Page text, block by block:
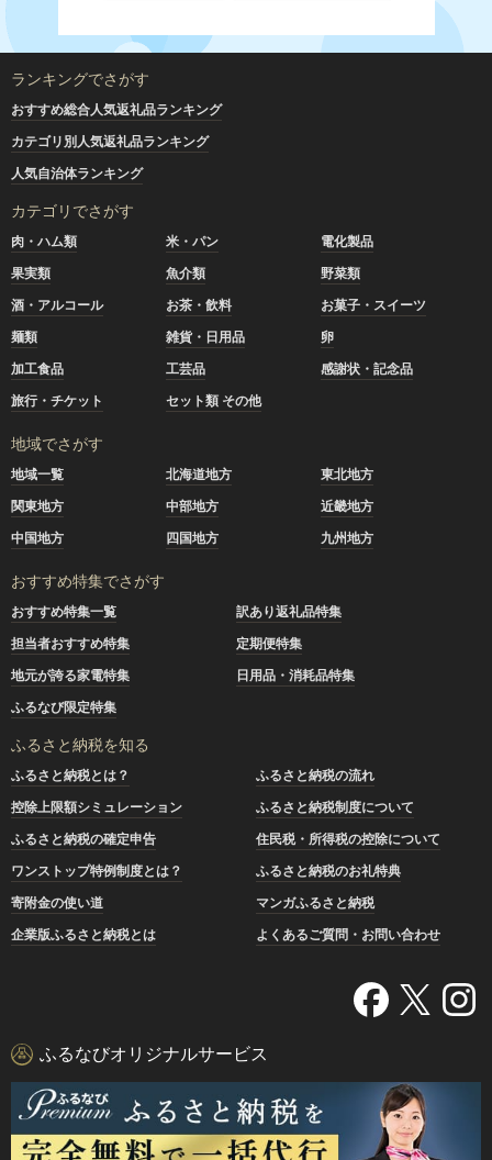
ランキングでさがす
おすすめ総合人気返礼品ランキング
カテゴリ別人気返礼品ランキング
人気自治体ランキング
カテゴリでさがす
肉・ハム類 米・パン
電化製品
果実類
魚介類
野菜類
酒・アルコール
お茶・飲料
お菓子・スイーツ
麺類
雑貨・日用品
卵
加工食品
工芸品
感謝状・記念品
旅行・チケット
セット類 その他
地域でさがす
地域一覧 北海道地方
東北地方
関東地方
中部地方
近畿地方
中国地方
四国地方 九州地方
おすすめ特集でさがす
おすすめ特集一覧
訳あり返礼品特集
担当者おすすめ特集
定期便特集
地元が誇る家電特集
日用品・消耗品特集
ふるなび限定特集
ふるさと納税を知る
ふるさと納税とは？
ふるさと納税の流れ
控除上限額シミュレーション
ふるさと納税制度について
ふるさと納税の確定申告
住民税・所得税の控除について
ワンストップ特例制度とは？
ふるさと納税のお礼特典
寄附金の使い道
マンガふるさと納税
企業版ふるさと納税とは
よくあるご質問・お問い合わせ
ふるなびオリジナルサービス